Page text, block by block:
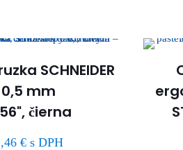
SCHNEIDER
0,5 mm
čierna
€s DPH